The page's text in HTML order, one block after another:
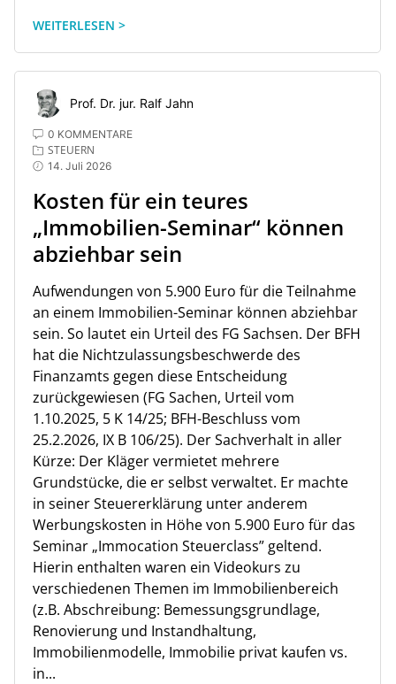
WEITERLESEN >
Prof. Dr. jur. Ralf Jahn
0 KOMMENTARE
STEUERN
14. Juli 2026
Kosten für ein teures
„Immobilien-Seminar“ können
abziehbar sein
Aufwendungen von 5.900 Euro für die Teilnahme
an einem Immobilien-Seminar können abziehbar
sein. So lautet ein Urteil des FG Sachsen. Der BFH
hat die Nichtzulassungsbeschwerde des
Finanzamts gegen diese Entscheidung
zurückgewiesen (FG Sachen, Urteil vom
1.10.2025, 5 K 14/25; BFH-Beschluss vom
25.2.2026, IX B 106/25). Der Sachverhalt in aller
Kürze: Der Kläger vermietet mehrere
Grundstücke, die er selbst verwaltet. Er machte
in seiner Steuererklärung unter anderem
Werbungskosten in Höhe von 5.900 Euro für das
Seminar „Immocation Steuerclass” geltend.
Hierin enthalten waren ein Videokurs zu
verschiedenen Themen im Immobilienbereich
(z.B. Abschreibung: Bemessungsgrundlage,
Renovierung und Instandhaltung,
Immobilienmodelle, Immobilie privat kaufen vs.
in...